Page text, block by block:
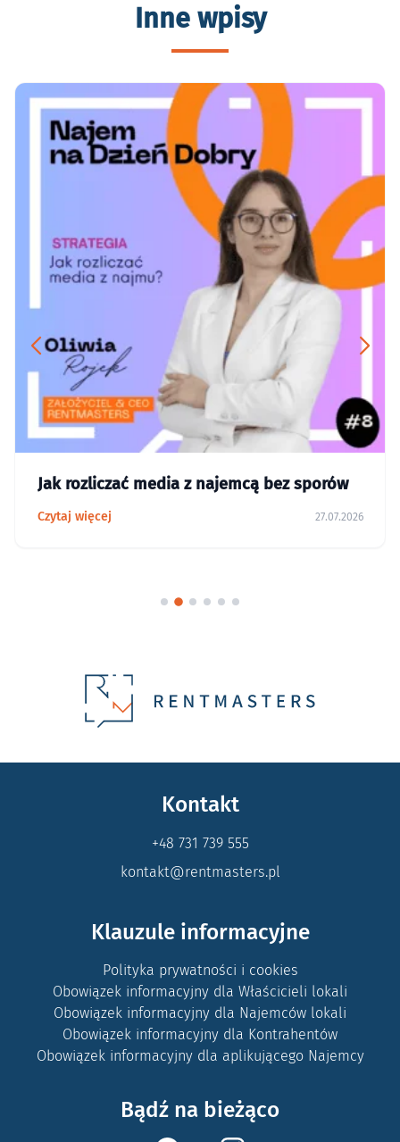
Inne wpisy
Jak rozliczać media z najemcą bez sporów
Czytaj więcej 27.07.2026
Kontakt
+48 731 739 555
kontakt@rentmasters.pl
Klauzule informacyjne
Polityka prywatności i cookies
Obowiązek informacyjny dla Właścicieli lokali
Obowiązek informacyjny dla Najemców lokali
Obowiązek informacyjny dla Kontrahentów
Obowiązek informacyjny dla aplikującego Najemcy
Bądź na bieżąco